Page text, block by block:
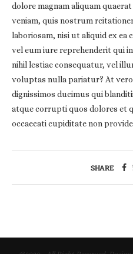
dolore magnam aliquam
veniam, quis nostrum
laboriosam, nisi ut aliquid ex ea
vel eum iure reprehenderit qui
nihil lestiae consequatur, vel
voluptas nulla pariatur? At
dignissimos ducimus qui
atque corrupti quos dolores et
occaecati cupiditate non
SHARE